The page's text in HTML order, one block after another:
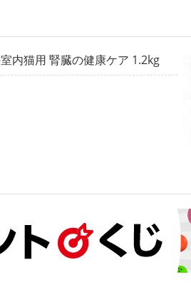
内猫用 腎臓の健康ケア 1.2kg